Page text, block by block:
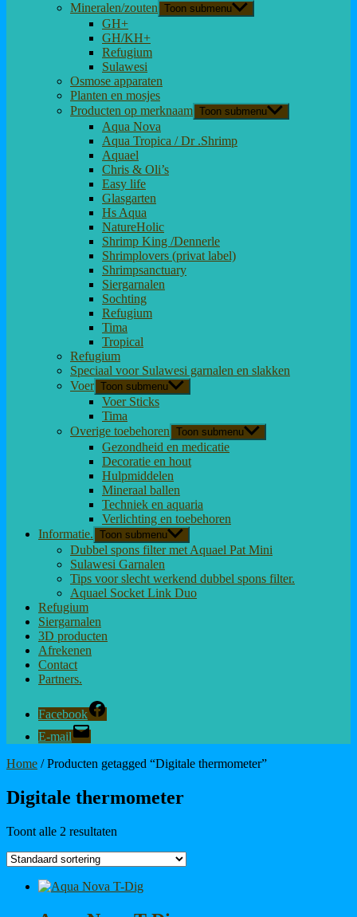
Mineralen/zouten Toon submenu
GH+
GH/KH+
Refugium
Sulawesi
Osmose apparaten
Planten en mosjes
Producten op merknaam Toon submenu
Aqua Nova
Aqua Tropica / Dr .Shrimp
Aquael
Chris & Oli’s
Easy life
Glasgarten
Hs Aqua
NatureHolic
Shrimp King /Dennerle
Shrimplovers (privat label)
Shrimpsanctuary
Siergarnalen
Sochting
Refugium
Tima
Tropical
Refugium
Speciaal voor Sulawesi garnalen en slakken
Voer Toon submenu
Voer Sticks
Tima
Overige toebehoren Toon submenu
Gezondheid en medicatie
Decoratie en hout
Hulpmiddelen
Mineraal ballen
Techniek en aquaria
Verlichting en toebehoren
Informatie. Toon submenu
Dubbel spons filter met Aquael Pat Mini
Sulawesi Garnalen
Tips voor slecht werkend dubbel spons filter.
Aquael Socket Link Duo
Refugium
Siergarnalen
3D producten
Afrekenen
Contact
Partners.
Facebook
E-mail
Home / Producten getagged “Digitale thermometer”
Digitale thermometer
Toont alle 2 resultaten